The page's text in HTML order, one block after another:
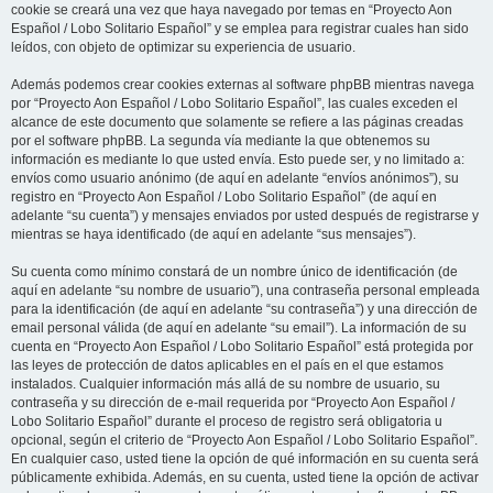
cookie se creará una vez que haya navegado por temas en “Proyecto Aon
Español / Lobo Solitario Español” y se emplea para registrar cuales han sido
leídos, con objeto de optimizar su experiencia de usuario.
Además podemos crear cookies externas al software phpBB mientras navega
por “Proyecto Aon Español / Lobo Solitario Español”, las cuales exceden el
alcance de este documento que solamente se refiere a las páginas creadas
por el software phpBB. La segunda vía mediante la que obtenemos su
información es mediante lo que usted envía. Esto puede ser, y no limitado a:
envíos como usuario anónimo (de aquí en adelante “envíos anónimos”), su
registro en “Proyecto Aon Español / Lobo Solitario Español” (de aquí en
adelante “su cuenta”) y mensajes enviados por usted después de registrarse y
mientras se haya identificado (de aquí en adelante “sus mensajes”).
Su cuenta como mínimo constará de un nombre único de identificación (de
aquí en adelante “su nombre de usuario”), una contraseña personal empleada
para la identificación (de aquí en adelante “su contraseña”) y una dirección de
email personal válida (de aquí en adelante “su email”). La información de su
cuenta en “Proyecto Aon Español / Lobo Solitario Español” está protegida por
las leyes de protección de datos aplicables en el país en el que estamos
instalados. Cualquier información más allá de su nombre de usuario, su
contraseña y su dirección de e-mail requerida por “Proyecto Aon Español /
Lobo Solitario Español” durante el proceso de registro será obligatoria u
opcional, según el criterio de “Proyecto Aon Español / Lobo Solitario Español”.
En cualquier caso, usted tiene la opción de qué información en su cuenta será
públicamente exhibida. Además, en su cuenta, usted tiene la opción de activar